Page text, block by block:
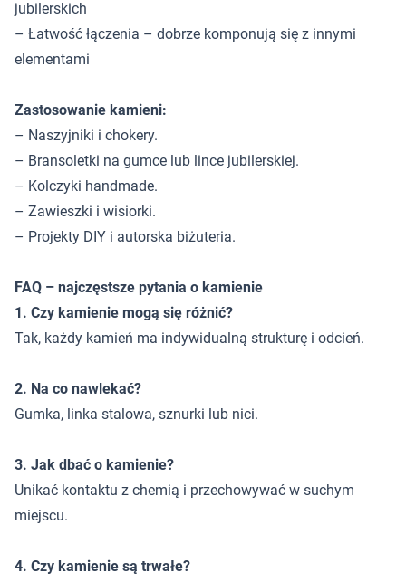
jubilerskich
– Łatwość łączenia – dobrze komponują się z innymi
elementami
Zastosowanie kamieni:
– Naszyjniki i chokery.
– Bransoletki na gumce lub lince jubilerskiej.
– Kolczyki handmade.
– Zawieszki i wisiorki.
– Projekty DIY i autorska biżuteria.
FAQ – najczęstsze pytania o kamienie
1. Czy kamienie mogą się różnić?
Tak, każdy kamień ma indywidualną strukturę i odcień.
2. Na co nawlekać?
Gumka, linka stalowa, sznurki lub nici.
3. Jak dbać o kamienie?
Unikać kontaktu z chemią i przechowywać w suchym
miejscu.
4. Czy kamienie są trwałe?